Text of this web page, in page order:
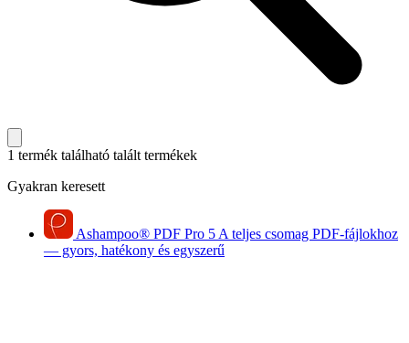
1 termék található talált termékek
Gyakran keresett
Ashampoo® PDF Pro 5 A teljes csomag PDF-fájlokhoz
— gyors, hatékony és egyszerű